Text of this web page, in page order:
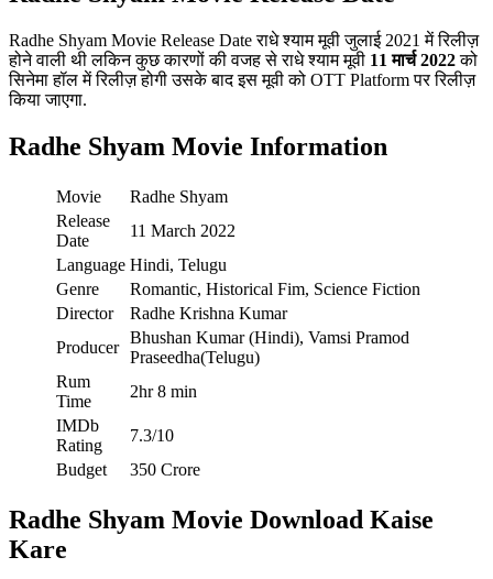
Radhe Shyam Movie Release Date राधे श्याम मूवी जुलाई 2021 में रिलीज़
होने वाली थी लकिन कुछ कारणों की वजह से राधे श्याम मूवी 11 मार्च 2022को
सिनेमा हॉल में रिलीज़ होगी उसके बाद इस मूवी को OTT Platform पर रिलीज़
किया जाएगा.
Radhe Shyam Movie Information
Movie
Radhe Shyam
Release
Date
11 March 2022
Language Hindi, Telugu
Genre
Romantic, Historical Fim, Science Fiction
Director
Radhe Krishna Kumar
Producer
Bhushan Kumar (Hindi), Vamsi Pramod
Praseedha(Telugu)
Rum
Time
2hr 8 min
IMDb
Rating
7.3/10
Budget
350 Crore
Radhe Shyam Movie Download Kaise
Kare